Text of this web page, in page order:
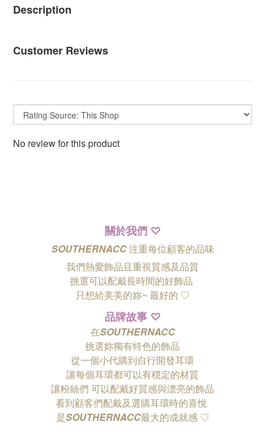
Description
Customer Reviews
No review for this product
關於我們 ♡
SOUTHERNACC注重每位顧客的品味
我們熱愛飾品且重視質感及品質
挑選可以配戴長時間的好飾品
只想給美美的妳~ 最好的 ♡
品牌故事 ♡
在SOUTHERNACC
挑選妳獨有特色的飾品
從一個小代購到自行開發耳環
讓每個耳環都可以有穩定的材質
讓粉絲們 可以配戴好質感與漂亮的飾品
看到顧客們配戴及選購耳環時的喜悅
是SOUTHERNACC最大的成就感 ♡